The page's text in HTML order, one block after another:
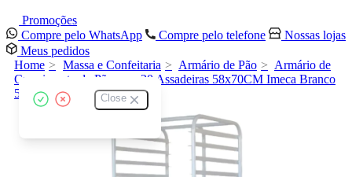
Promoções
Compre pelo WhatsApp
Compre pelo telefone
Nossas lojas
Meus pedidos
Close
Home Massa e Confeitaria Armário de Pão
Armário de
Crescimento de Pão para 20 Assadeiras 58x70CM Imeca Branco
5394